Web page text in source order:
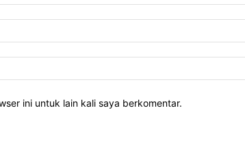
ini untuk lain kali saya berkomentar.